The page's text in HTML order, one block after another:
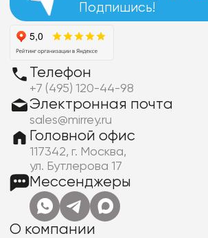
Подпишись!
Телефон
+7 (495) 120-44-98
Электронная почта
sales@mirrey.ru
Головной офис
117342, г. Москва,
ул. Бутлерова 17
Мессенджеры
О компании